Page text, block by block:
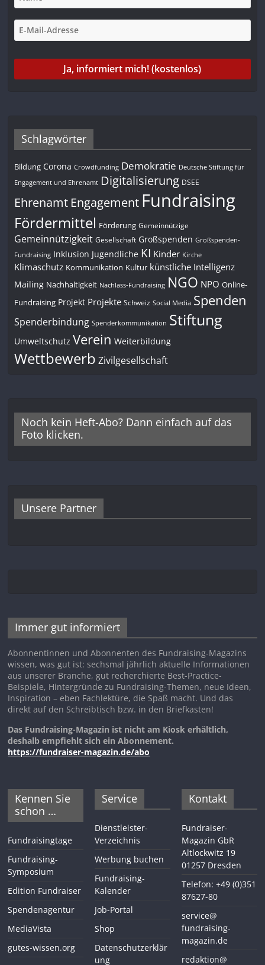
Schlagwörter
Bildung Corona Crowdfunding Demokratie Deutsche Stiftung für
Engagement und Ehrenamt Digitalisierung DSEE
Ehrenamt Engagement Fundraising
Fördermittel Förderung Gemeinnützige
Gemeinnützigkeit Gesellschaft Großspenden Großspenden-
Fundraising Inklusion Jugendliche KI Kinder Kirche
Klimaschutz Kommunikation Kultur künstliche Intelligenz
Mailing Nachhaltigkeit Nachlass-Fundraising NGO NPO Online-
Fundraising Projekt Projekte Schweiz Social Media Spenden
Spenderbindung Spenderkommunikation Stiftung
Umweltschutz Verein Weiterbildung
Wettbewerb Zivilgesellschaft
Noch kein Heft-Abo? Dann einfach auf das
Foto klicken.
Unsere Partner
Immer gut informiert
Abonnentinnen und Abonnenten des Fundraising-Magazins
wissen, was gut ist: sechsmal jährlich aktuelle Informationen
aus unserer Branche, gut recherchierte Best-Practice-
Beispiele, Hintergründe zu Fundraising-Themen, neue Ideen,
Inspiration – eben Fachlektüre, die Spaß macht. Und das
direkt auf den Schreibtisch bzw. in den Briefkasten!
Das Fundraising-Magazin ist nicht am Kiosk erhältlich,
deshalb empfiehlt sich ein Abonnement.
https://fundraiser-magazin.de/abo
Kennen Sie
schon …
Fundraisingtage
Fundraising-
Symposium
Edition Fundraiser
Spendenagentur
MediaVista
gutes-wissen.org
Service
Dienstleister-
Verzeichnis
Werbung buchen
Fundraising-
Kalender
Job-Portal
Shop
Datenschutzerklär
ung
Kontakt
Fundraiser-
Magazin GbR
Altlockwitz 19
01257 Dresden
Telefon: +49 (0)351
87627-80
service@
fundraising-
magazin.de
redaktion@